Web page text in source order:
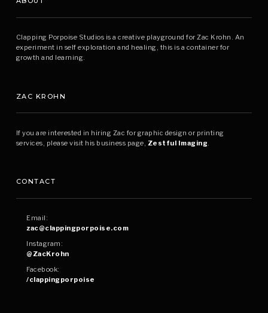
Clapping Porpoise Studios is a creative playground for Zac Krohn. An
experiment in self exploration and healing, this is a container for
growth and learning.
ZAC KROHN
If you are interested in hiring Zac for graphic design or printing
services, please visit his business page, Zestful Imaging
CONTACT
Email:
zac@clappingporpoise.com
Instagram:
@ZacKrohn
Facebook:
/clappingporpoise